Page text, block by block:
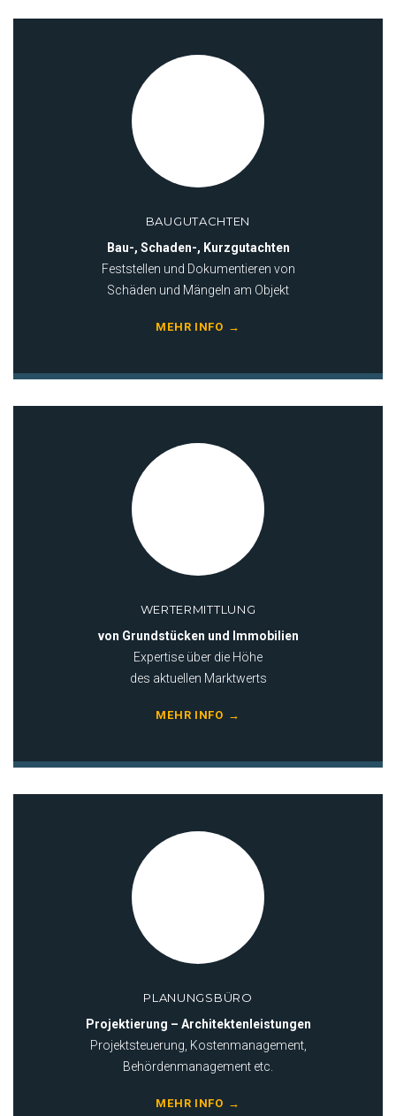
BAUGUTACHTEN
Bau-, Schaden-, Kurzgutachten
Feststellen und Dokumentieren von
Schäden und Mängeln am Objekt
MEHR INFO
WERTERMITTLUNG
von Grundstücken und Immobilien
Expertise über die Höhe
des aktuellen Marktwerts
MEHR INFO
PLANUNGSBÜRO
Projektierung – Architektenleistungen
Projektsteuerung, Kostenmanagement,
Behördenmanagement etc.
MEHR INFO